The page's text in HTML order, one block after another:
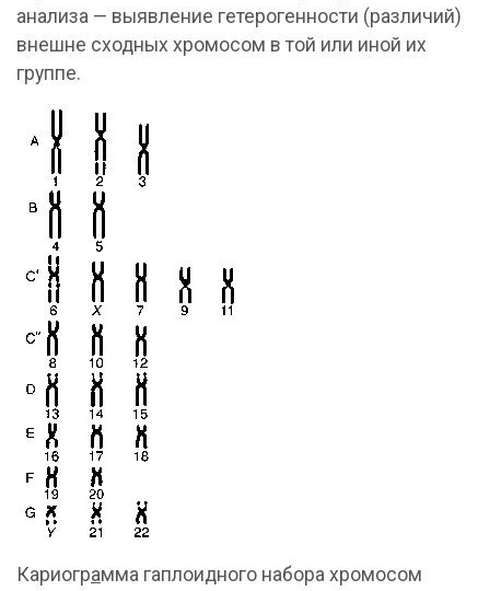
анализа — выявление гетерогенности (различий)
внешне сходных хромосом в той или иной их
группе.
Кариограмма гаплоидного набора хромосом